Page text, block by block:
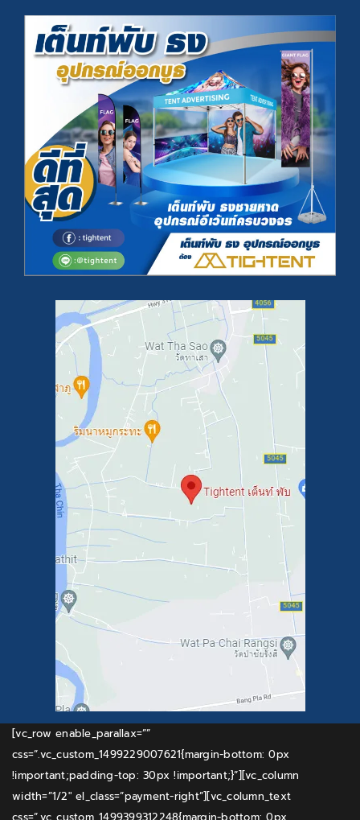
[vc_row enable_parallax=””
css=”.vc_custom_1499229007621{margin-bottom: 0px
!important;padding-top: 30px !important;}”][vc_column
width=”1/2″ el_class=”payment-right”][vc_column_text